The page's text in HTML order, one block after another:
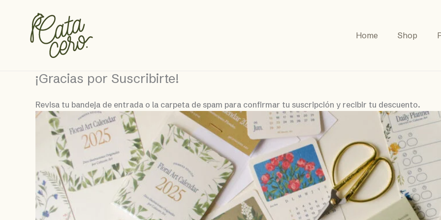
contenido
Home Shop
¡Gracias por Suscribirte!
Revisa tu bandeja de entrada o la carpeta de spam para confirmar tu suscripción y recibir tu descuento.